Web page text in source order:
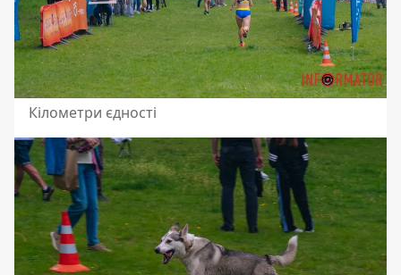
Кілометри єдності